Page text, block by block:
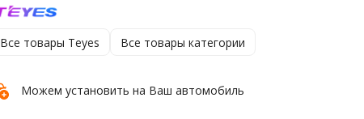
Все товары Teyes Все товары категории
Можем установить на Ваш автомобиль